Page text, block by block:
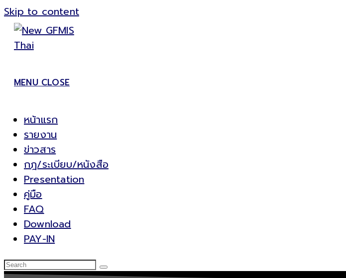
Skip to content
MENU CLOSE
หน้าแรก
รายงาน
ข่าวสาร
กฎ/ระเบียบ/หนังสือ
Presentation
คู่มือ
FAQ
Download
PAY-IN